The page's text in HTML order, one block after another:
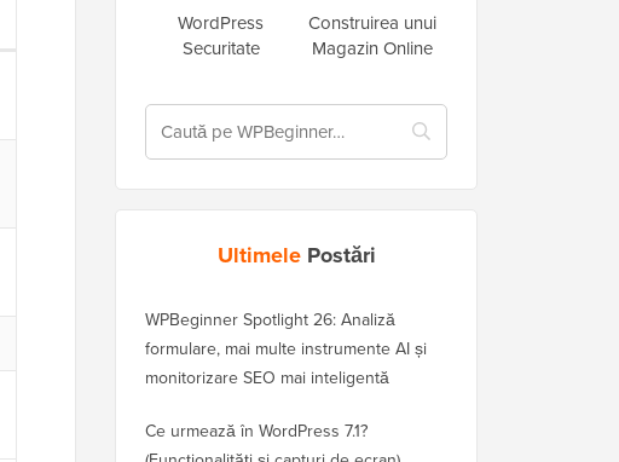
WordPress
Securitate
Construirea unui
Magazin Online
UltimelePostări
WPBeginner Spotlight 26: Analiză
formulare, mai multe instrumente AI și
monitorizare SEO mai inteligentă
Ce urmează în WordPress 7.1?